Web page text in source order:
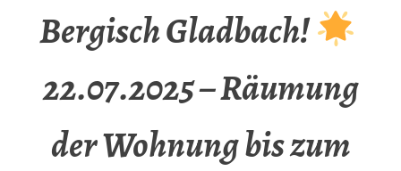
Bergisch Gladbach!
22.07.2025 – Räumung
der Wohnung bis zum